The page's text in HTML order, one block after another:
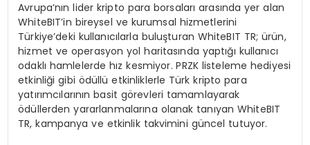
Avrupa’nın lider kripto para borsaları arasında yer alan
WhiteBIT’in bireysel ve kurumsal hizmetlerini
Türkiye’deki kullanıcılarla buluşturan WhiteBIT TR; ürün,
hizmet ve operasyon yol haritasında yaptığı kullanıcı
odaklı hamlelerde hız kesmiyor. PRZK listeleme hediyesi
etkinliği gibi ödüllü etkinliklerle Türk kripto para
yatırımcılarının basit görevleri tamamlayarak
ödüllerden yararlanmalarına olanak tanıyan WhiteBIT
TR, kampanya ve etkinlik takvimini güncel tutuyor.